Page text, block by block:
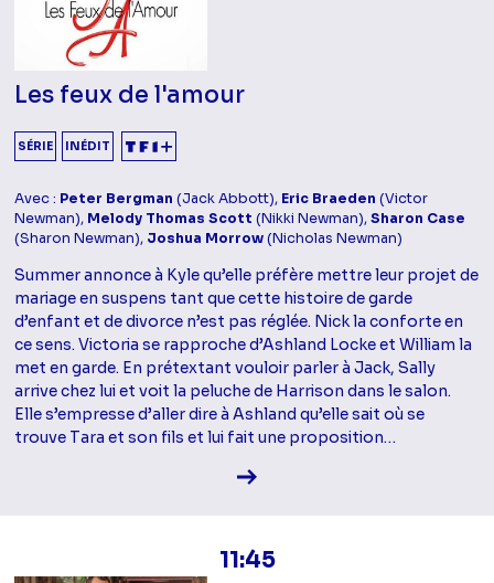
Les feux de l'amour
SÉRIE INÉDIT
Avec : Peter Bergman (Jack Abbott), Eric Braeden (Victor
Newman), Melody Thomas Scott (Nikki Newman),Sharon Case
(Sharon Newman), Joshua Morrow(Nicholas Newman)
Summer annonce à Kyle qu’elle préfère mettre leur projet de
mariage en suspens tant que cette histoire de garde
d’enfant et de divorce n’est pas réglée. Nick la conforte en
ce sens. Victoria se rapproche d’Ashland Locke et William la
met en garde. En prétextant vouloir parler à Jack, Sally
arrive chez lui et voit la peluche de Harrison dans le salon.
Elle s’empresse d’aller dire à Ashland qu’elle sait où se
trouve Tara et son fils et lui fait une proposition…
Voir la fiche diffusion
11:45